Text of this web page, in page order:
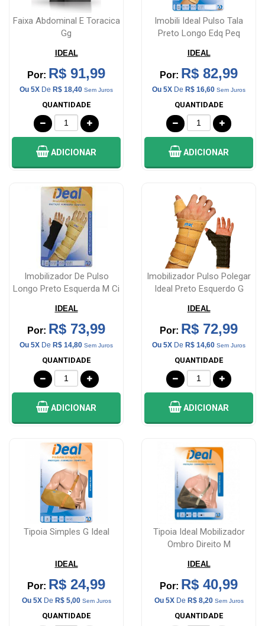
Faixa Abdominal E Toracica
Gg
IDEAL
Por: R$ 91,99
Ou 5X De R$ 18,40 Sem Juros
QUANTIDADE
ADICIONAR
Imobili Ideal Pulso Tala
Preto Longo Edq Peq
IDEAL
Por: R$ 82,99
Ou 5X De R$ 16,60 Sem Juros
QUANTIDADE
ADICIONAR
Imobilizador De Pulso
Longo Preto Esquerda M Ci
IDEAL
Por: R$ 73,99
Ou 5X De R$ 14,80 Sem Juros
QUANTIDADE
ADICIONAR
Imobilizador Pulso Polegar
Ideal Preto Esquerdo G
IDEAL
Por: R$ 72,99
Ou 5X De R$ 14,60 Sem Juros
QUANTIDADE
ADICIONAR
Tipoia Simples G Ideal
IDEAL
Por: R$ 24,99
Ou 5XDe R$ 5,00 Sem Juros
QUANTIDADE
Tipoia Ideal Mobilizador
Ombro Direito M
IDEAL
Por: R$ 40,99
Ou 5XDe R$ 8,20 Sem Juros
QUANTIDADE